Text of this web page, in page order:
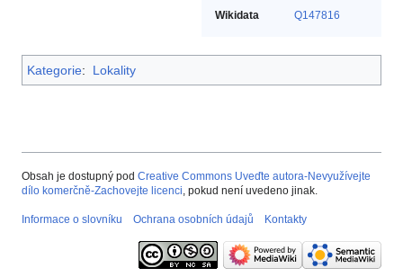
Wikidata Q147816
Kategorie: Lokality
Obsah je dostupný pod Creative Commons Uveďte autora-Nevyužívejte
dílo komerčně-Zachovejte licenci, pokud není uvedeno jinak.
Informace o slovníku Ochrana osobních údajů Kontakty